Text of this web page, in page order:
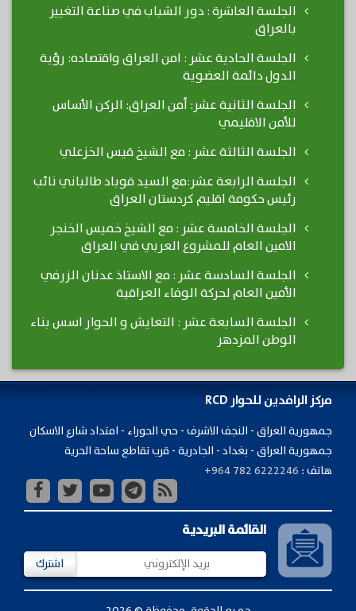
الجلسة العاشرة : دور الشباب في صناعة التغيير
بالعراق
الجلسة الحادية عشر : امن العراق واقتصاده: رؤية
الدول دائمة العضوية
الجلسة الثانية عشر: أمن العراق: الركن الأساس
للأمن الاقليمي
الجلسة الثالثة عشر : مع الشيخ قيس الخزعلي
الجلسة الرابعة عشر:مع السيد قوباد طالباني نائب
رئيس حكومة اقليم كردستان العراق
الجلسة الخامسة عشر : مع الشيخ خميس الخنجر
الامين العام للمشروع العربي في العراق
الجلسة السادسة عشر : مع الاستاذ عدنان الزرفي
الأمين العام لحركة الوفاء العراقية
الجلسة السابعة عشر : التعايش و الحوار اسس بناء
الوطن المزدهر
مركز الرافدين للحوار RCD
جمهورية ​العراق - النجف الاشرف - حي الحوراء - امتداد شارع الاسكان
جمهورية العراق - بغداد - الجادرية - قرب تقاطع ساحة الحرية
هاتف : +964 782 6222246
القائمة البريدية
اشترك